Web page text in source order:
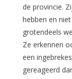
de provincie.
hebben en
grotendeels
Ze erkennen
een
gereageerd